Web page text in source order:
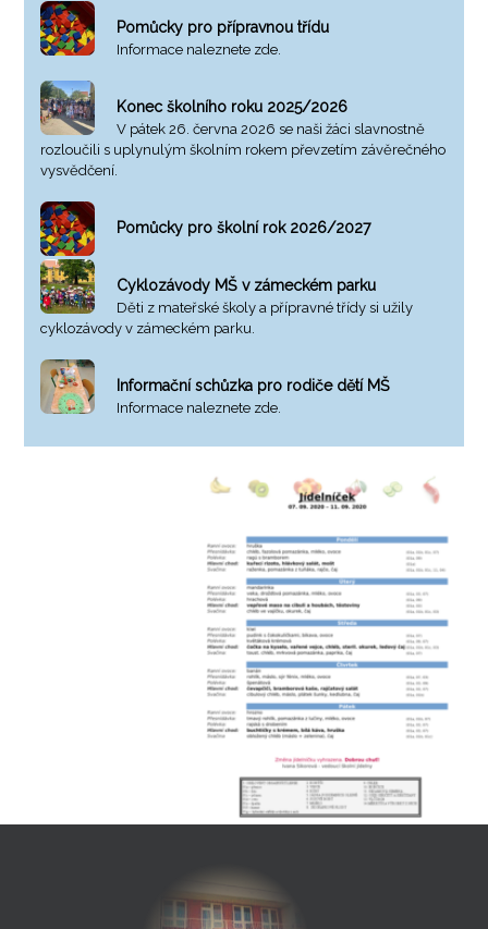
Pomůcky pro přípravnou třídu
Informace naleznete zde.
Konec školního roku 2025/2026
V pátek 26. června 2026 se naši žáci slavnostně
rozloučili s uplynulým školním rokem převzetím závěrečného
vysvědčení.
Pomůcky pro školní rok 2026/2027
Cyklozávody MŠ v zámeckém parku
Děti z mateřské školy a přípravné třídy si užily
cyklozávody v zámeckém parku.
Informační schůzka pro rodiče dětí MŠ
Informace naleznete zde.